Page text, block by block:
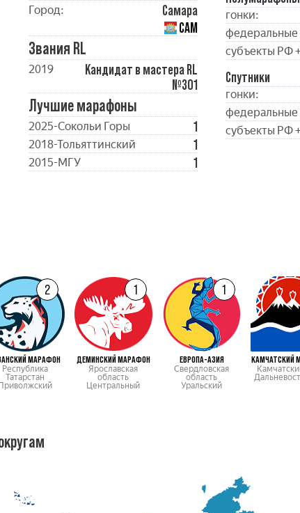
Город:
Самара
САМ
Звания RL
2019
Кандидат в мастера RL
№301
Лучшие марафоны
2025-Сокольи Горы 1
2018-Тольяттинский 1
2015-МГУ 1
гонки:
федеральные
субъекты РФ
Спутники
гонки:
федеральные
субъекты РФ
2
МАРАФОН
Республика
Татарстан
Приволжский
1
ДЕМИНСКИЙ МАРАФОН
Ярославская
область
Центральный
1
ЕВРОПА-АЗИЯ
Свердловская
область
Уральский
КАМЧАТСКИЙ